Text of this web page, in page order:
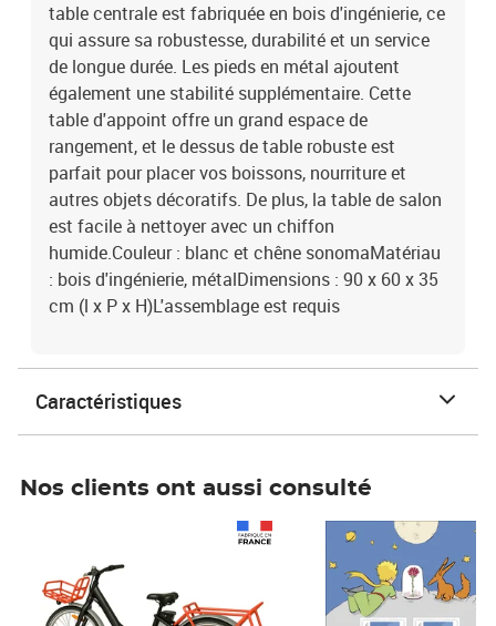
table centrale est fabriquée en bois d'ingénierie, ce
qui assure sa robustesse, durabilité et un service
de longue durée. Les pieds en métal ajoutent
également une stabilité supplémentaire. Cette
table d'appoint offre un grand espace de
rangement, et le dessus de table robuste est
parfait pour placer vos boissons, nourriture et
autres objets décoratifs. De plus, la table de salon
est facile à nettoyer avec un chiffon
humide.Couleur : blanc et chêne sonomaMatériau
: bois d'ingénierie, métalDimensions : 90 x 60 x 35
cm (l x P x H)L'assemblage est requis
Caractéristiques
Nos clients ont aussi consulté
Prix 7,50€